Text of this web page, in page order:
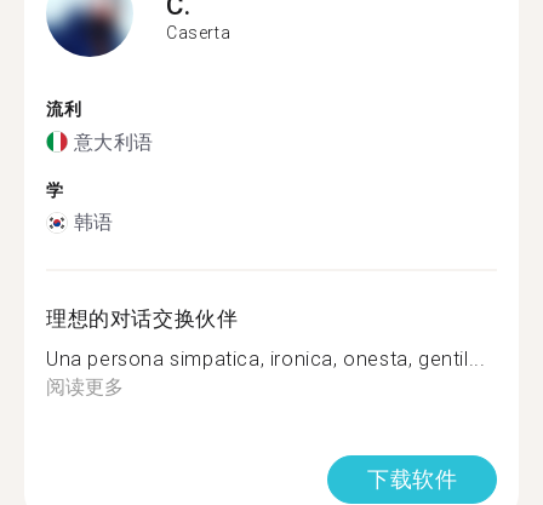
Caserta
流利
意大利语
学
韩语
理想的对话交换伙伴
Una persona simpatica, ironica, onesta, gentil...
阅读更多
下载软件